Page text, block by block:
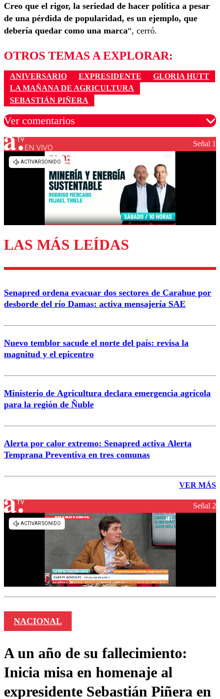
Creo que el rigor, la seriedad de hacer política a pesar
de una pérdida de popularidad, es un ejemplo, que
debería quedar como una marca“, cerró.
OTROS TEMAS A EXPLORAR:
ANIVERSARIO EXPRESIDENTE
GLORIA HUTT
LA MAÑANA DE AGRICULTURA
SEBASTIÁN PIÑERA
Ver comentarios
Los comentarios son moderados para garantizar un
Enviar comentario
EN VIVO Señal 1
LAS MÁS LEÍDAS
Senapred ordena evacuar dos sectores de Carahue por
desborde del río Damas: activa mensajería SAE
Nuevo temblor sacude el norte del país: revisa la
magnitud y el epicentro
Ministerio de Agricultura declara emergencia agrícola
para la región de Ñuble
Alerta por calor extremo: Senapred activa Alerta
Temprana Preventiva en tres comunas
VER MÁS
Señal 2
NACIONAL
A un año de su fallecimiento:
Inicia misa en homenaje al
expresidente Sebastián Piñera en